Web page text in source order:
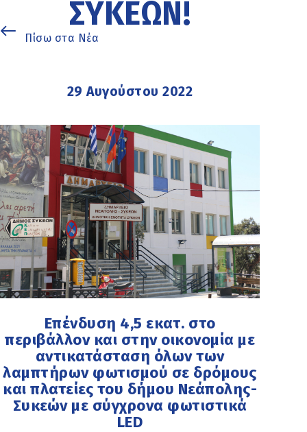
ΣΥΚΕΏΝ!
Πίσω στα Νέα
29 Αυγούστου 2022
Επένδυση 4,5 εκατ. στο
περιβάλλον και στην οικονομία με
αντικατάσταση όλων των
λαμπτήρων φωτισμού σε δρόμους
και πλατείες του δήμου Νεάπολης-
Συκεών με σύγχρονα φωτιστικά
LED